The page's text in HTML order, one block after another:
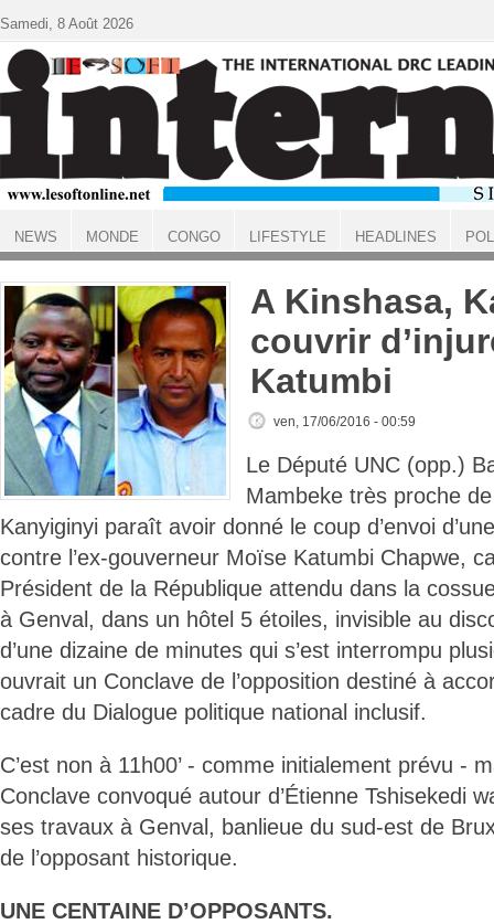
ACCUEIL
A Kinshasa,
couvrir
Katumbi
ven, 17/06/2016 - 00:59
Le Député UNC (opp.)
Mambeke très proche
Kanyiginyi paraît avoir donné le coup d’envoi
contre l’ex-gouverneur Moïse Katumbi Chapwe,
Président de la République attendu dans la
à Genval, dans un hôtel 5 étoiles, invisible au
d’une dizaine de minutes qui s’est interrompu
ouvrait un Conclave de l’opposition destiné à
cadre du Dialogue politique national inclusif.
C’est non à 11h00’ - comme initialement prévu -
Conclave convoqué autour d’Étienne Tshisekedi
ses travaux à Genval, banlieue du sud-est de
de l’opposant historique.
UNE CENTAINE D’OPPOSANTS.
Samedi, 8 Août 2026
NEWS MONDE CONGO LIFESTYLE HEADLINES